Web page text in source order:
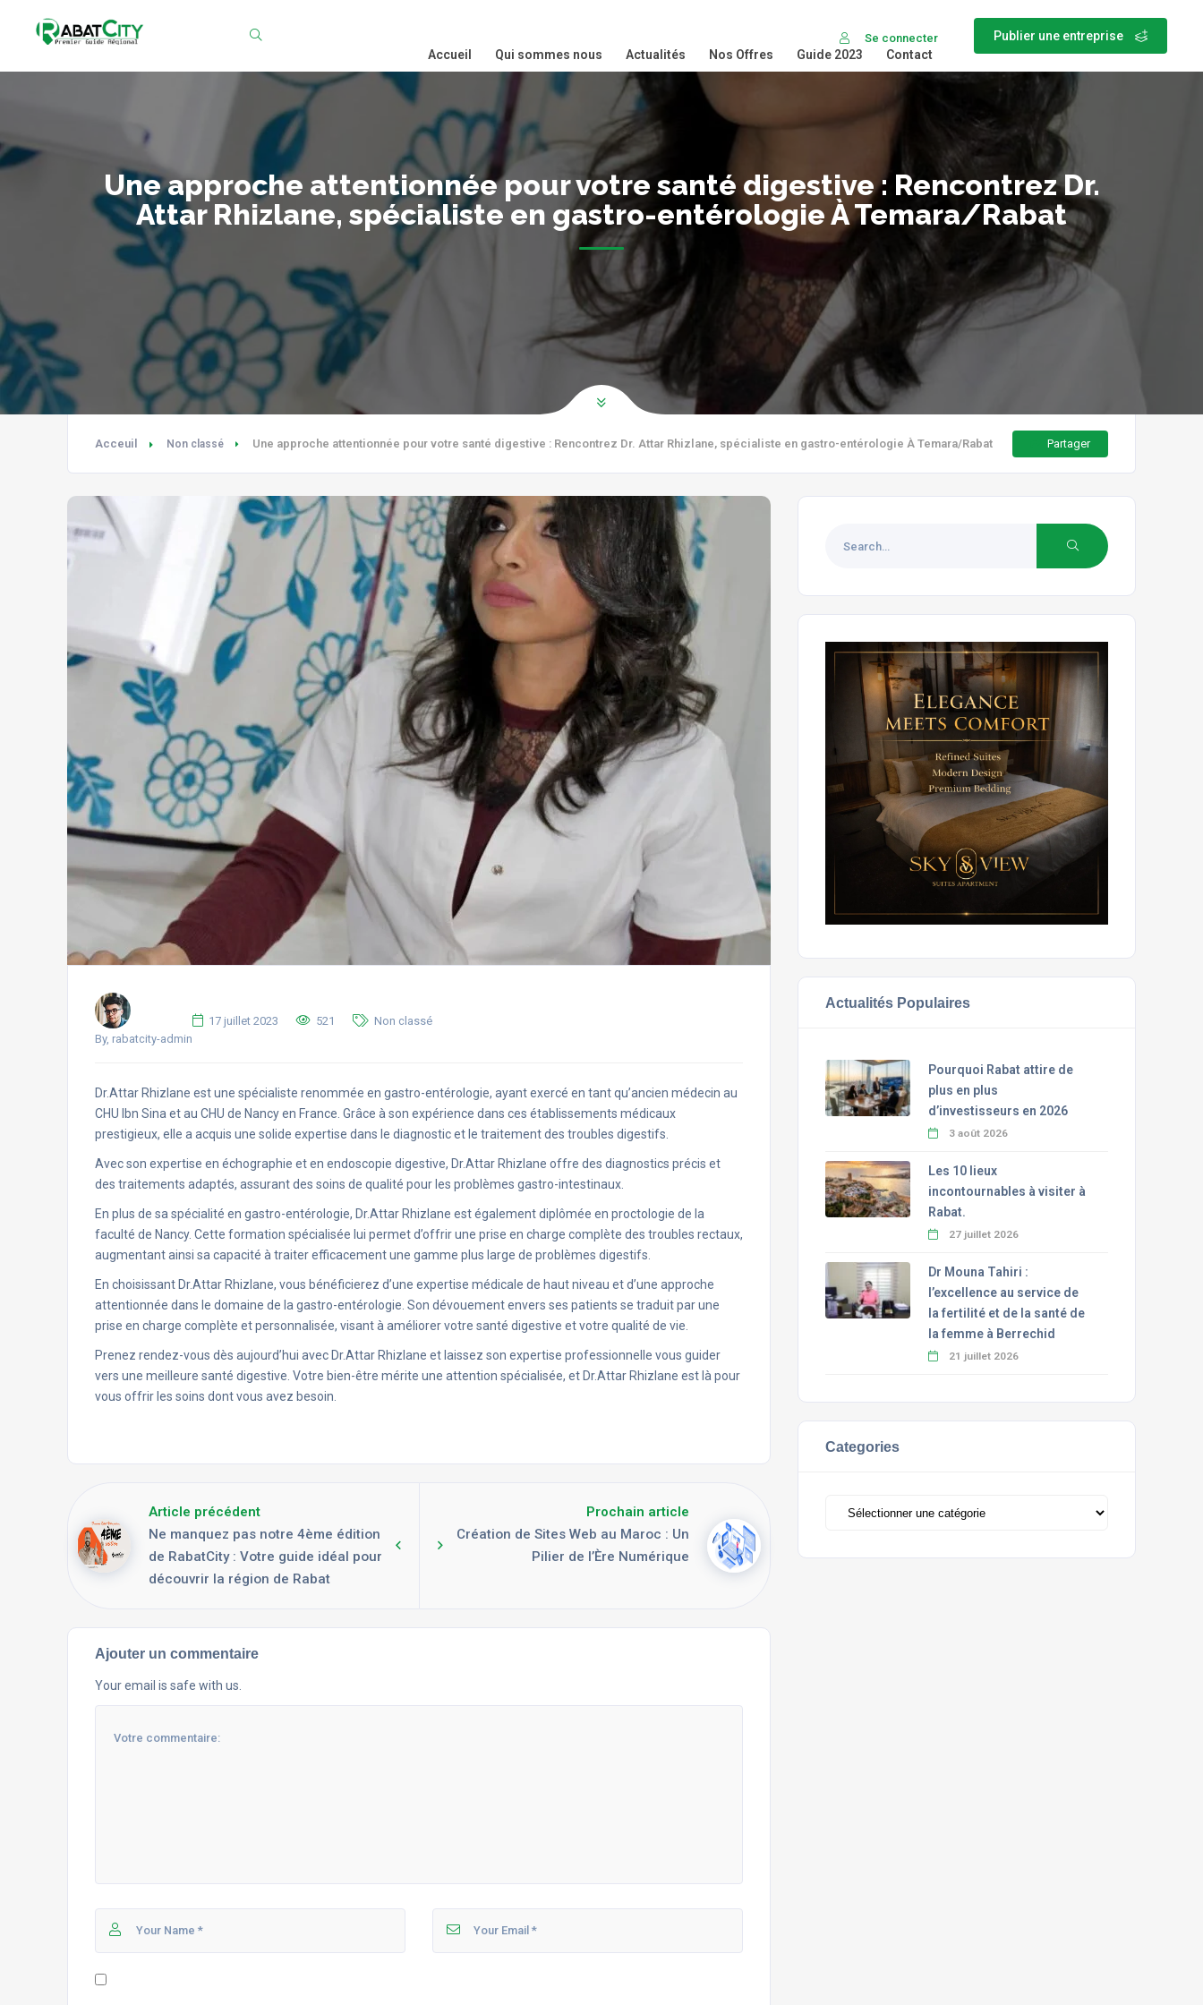
Publier une entreprise
Se connecter
Accueil Qui sommes nous Actualités Nos Offres Guide 2023 Contact
Une approche attentionnée pour votre santé digestive : Rencontrez Dr.
Attar Rhizlane, spécialiste en gastro-entérologie À Temara/Rabat
Acceuil Non classé Une approche attentionnée pour votre santé digestive : Rencontrez Dr. Attar Rhizlane, spécialiste en gastro-entérologie À Temara/Rabat Partager
By, rabatcity-admin
17 juillet 2023 521 Non classé
Dr.Attar Rhizlane est une spécialiste renommée en gastro-entérologie, ayant exercé en tant qu’ancien médecin au
CHU Ibn Sina et au CHU de Nancy en France. Grâce à son expérience dans ces établissements médicaux
prestigieux, elle a acquis une solide expertise dans le diagnostic et le traitement des troubles digestifs.
Avec son expertise en échographie et en endoscopie digestive, Dr.Attar Rhizlane offre des diagnostics précis et
des traitements adaptés, assurant des soins de qualité pour les problèmes gastro-intestinaux.
En plus de sa spécialité en gastro-entérologie, Dr.Attar Rhizlane est également diplômée en proctologie de la
faculté de Nancy. Cette formation spécialisée lui permet d’offrir une prise en charge complète des troubles rectaux,
augmentant ainsi sa capacité à traiter efficacement une gamme plus large de problèmes digestifs.
En choisissant Dr.Attar Rhizlane, vous bénéficierez d’une expertise médicale de haut niveau et d’une approche
attentionnée dans le domaine de la gastro-entérologie. Son dévouement envers ses patients se traduit par une
prise en charge complète et personnalisée, visant à améliorer votre santé digestive et votre qualité de vie.
Prenez rendez-vous dès aujourd’hui avec Dr.Attar Rhizlane et laissez son expertise professionnelle vous guider
vers une meilleure santé digestive. Votre bien-être mérite une attention spécialisée, et Dr.Attar Rhizlane est là pour
vous offrir les soins dont vous avez besoin.
Article précédent
Ne manquez pas notre 4ème édition
de RabatCity : Votre guide idéal pour
découvrir la région de Rabat
Prochain article
Création de Sites Web au Maroc : Un
Pilier de l’Ère Numérique
Ajouter un commentaire
Your email is safe with us.
Actualités Populaires
Pourquoi Rabat attire de
plus en plus
d’investisseurs en 2026
3 août 2026
Les 10 lieux
incontournables à visiter à
Rabat.
27 juillet 2026
Dr Mouna Tahiri :
l’excellence au service de
la fertilité et de la santé de
la femme à Berrechid
21 juillet 2026
Categories